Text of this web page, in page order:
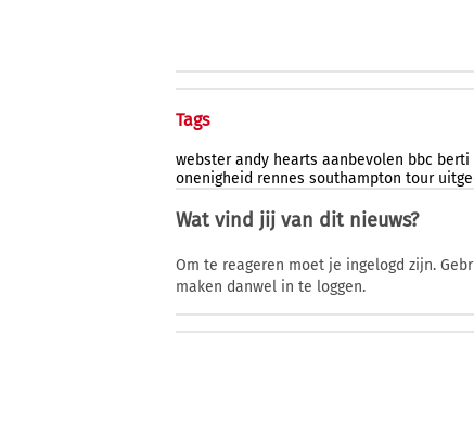
Tags
webster andy hearts aanbevolen bbc berti
onenigheid rennes southampton tour
Wat vind jij van dit nieuws?
Om te reageren moet je ingelogd zijn.
maken danwel in te loggen.